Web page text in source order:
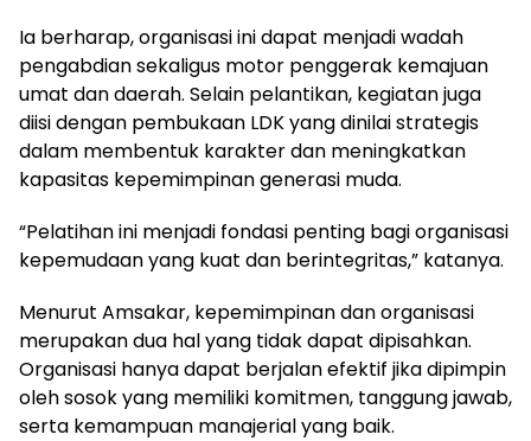
Ia berharap, organisasi ini dapat menjadi wadah
pengabdian sekaligus motor penggerak kemajuan
umat dan daerah. Selain pelantikan, kegiatan juga
diisi dengan pembukaan LDK yang dinilai strategis
dalam membentuk karakter dan meningkatkan
kapasitas kepemimpinan generasi muda.
“Pelatihan ini menjadi fondasi penting bagi organisasi
kepemudaan yang kuat dan berintegritas,” katanya.
Menurut Amsakar, kepemimpinan dan organisasi
merupakan dua hal yang tidak dapat dipisahkan.
Organisasi hanya dapat berjalan efektif jika dipimpin
oleh sosok yang memiliki komitmen, tanggung jawab,
serta kemampuan manajerial yang baik.